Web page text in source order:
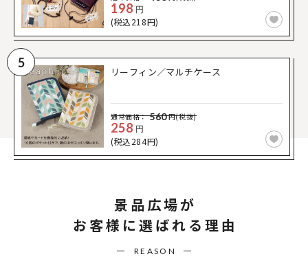
198 円
(税込218円)
5
リーフィン／マルチケース
通常価格： 560円(税抜)
258 円
(税込284円)
景品広場が
お客様に選ばれる理由
REASON